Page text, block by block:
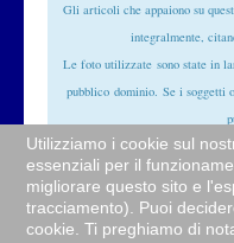
Gli articoli che appaiono su
integralmente,
Le foto utilizzate sono state in
pubblico dominio. Se i soggetti
non avranno che da segnalarlo
prontamente alla
© Sito web della
Utilizziamo i cookie sul
essenziali per il
migliorare questo sito e
tracciamento). Puoi
cookie. Ti preghiamo di